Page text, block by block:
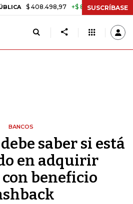
$ 408.498,97 +$ 8.753,81 +2,19%
SUSCRÍBASE
BANCOS
saber si está
en adquirir
beneficio